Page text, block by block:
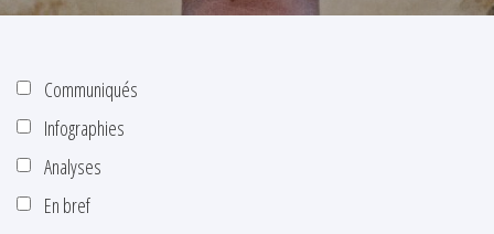
Communiqués
Infographies
Analyses
En bref